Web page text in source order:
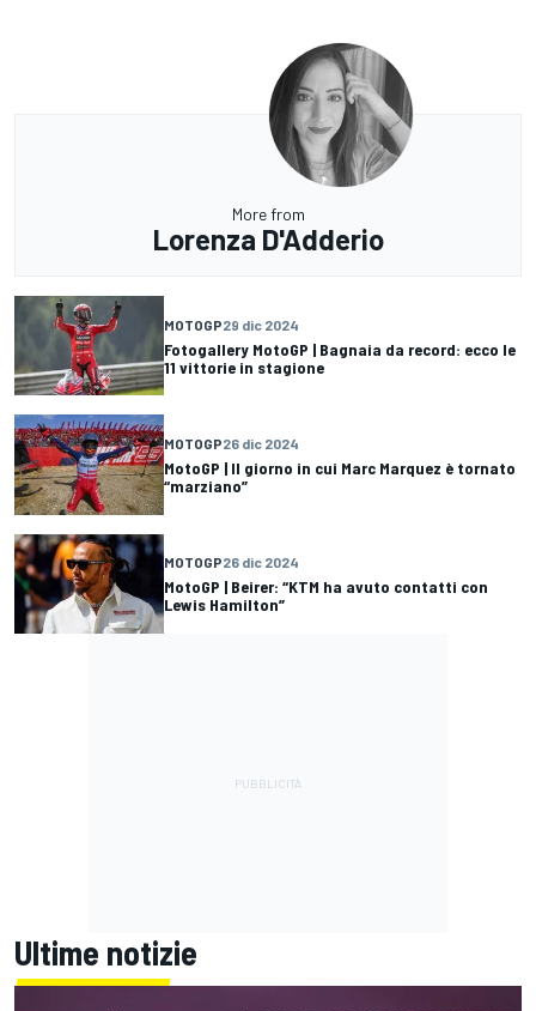
More from
Lorenza D'Adderio
MOTOGP29 dic 2024
Fotogallery MotoGP | Bagnaia da record: ecco le
11 vittorie in stagione
MOTOGP26 dic 2024
MotoGP | Il giorno in cui Marc Marquez è tornato
“marziano”
MOTOGP26 dic 2024
MotoGP | Beirer: “KTM ha avuto contatti con
Lewis Hamilton”
Ultime notizie